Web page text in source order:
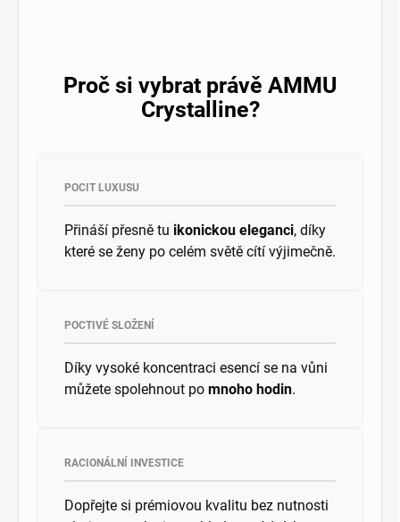
Proč si vybrat právě AMMU
Crystalline?
POCIT LUXUSU
Přináší přesně tu ikonickou eleganci, díky
které se ženy po celém světě cítí výjimečně.
POCTIVÉ SLOŽENÍ
Díky vysoké koncentraci esencí se na vůni
můžete spolehnout po mnoho hodin.
RACIONÁLNÍ INVESTICE
Dopřejte si prémiovou kvalitu bez nutnosti